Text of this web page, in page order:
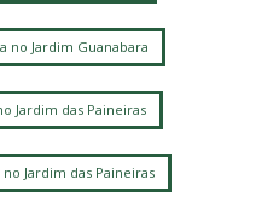
no Jardim Guanabara
Jardim das Paineiras
Jardim das Paineiras